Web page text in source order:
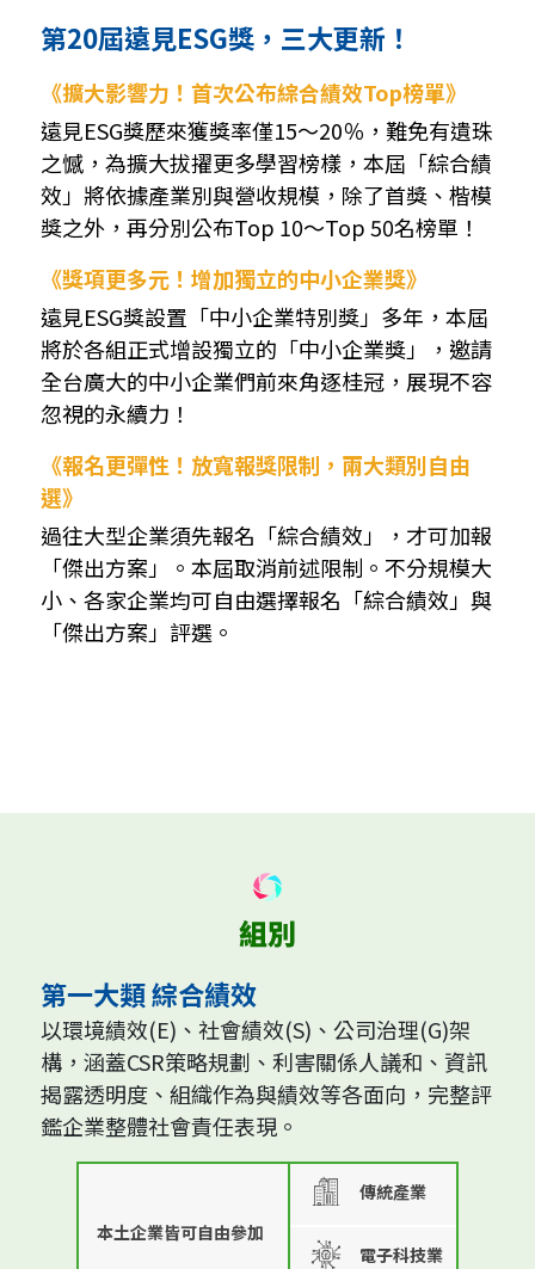
第20屆遠見ESG獎，三大更新！
《擴大影響力！首次公布綜合績效Top榜單》
遠見ESG獎歷來獲獎率僅15～20％，難免有遺珠
之憾，為擴大拔擢更多學習榜樣，本屆「綜合績
效」將依據產業別與營收規模，除了首獎、楷模
獎之外，再分別公布Top 10～Top 50名榜單！
《獎項更多元！增加獨立的中小企業獎》
遠見ESG獎設置「中小企業特別獎」多年，本屆
將於各組正式增設獨立的「中小企業獎」，邀請
全台廣大的中小企業們前來角逐桂冠，展現不容
忽視的永續力！
《報名更彈性！放寬報獎限制，兩大類別自由
選》
過往大型企業須先報名「綜合績效」，才可加報
「傑出方案」。本屆取消前述限制。不分規模大
小、各家企業均可自由選擇報名「綜合績效」與
「傑出方案」評選。
第一大類 綜合績效
以環境績效(E)、社會績效(S)、公司治理(G)架
構，涵蓋CSR策略規劃、利害關係人議和、資訊
揭露透明度、組織作為與績效等各面向，完整評
鑑企業整體社會責任表現。
本土企業皆可自由參加
傳統產業
電子科技業